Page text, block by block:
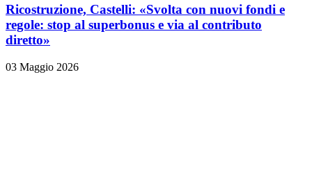
Ricostruzione, Castelli: «Svolta con nuovi fondi e
regole: stop al superbonus e via al contributo
diretto»
03 Maggio 2026